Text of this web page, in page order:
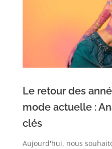
Le retour des
mode actuelle :
clés
Aujourd'hui, nous